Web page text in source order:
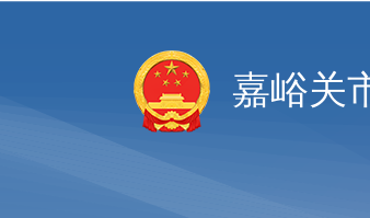
嘉峪关